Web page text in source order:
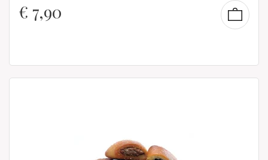
€ 7,90